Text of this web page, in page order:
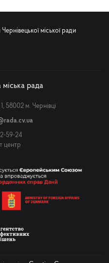
міської ради
рада
58002 м. Чернівці
59-24
центр